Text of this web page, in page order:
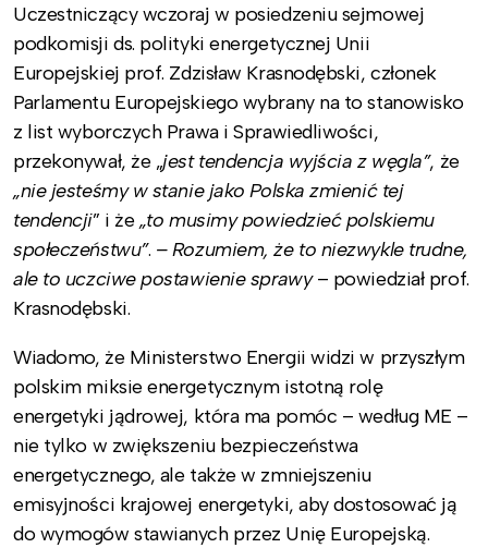
Uczestniczący wczoraj w posiedzeniu sejmowej
podkomisji ds. polityki energetycznej Unii
Europejskiej prof. Zdzisław Krasnodębski, członek
Parlamentu Europejskiego wybrany na to stanowisko
z list wyborczych Prawa i Sprawiedliwości,
przekonywał, że „jest tendencja wyjścia z węgla”, że
„nie jesteśmy w stanie jako Polska zmienić tej
tendencji” i że„to musimy powiedzieć polskiemu
społeczeństwu”. – Rozumiem, że to niezwykle trudne,
ale to uczciwe postawienie sprawy– powiedział prof.
Krasnodębski.
Wiadomo, że Ministerstwo Energii widzi w przyszłym
polskim miksie energetycznym istotną rolę
energetyki jądrowej, która ma pomóc – według ME –
nie tylko w zwiększeniu bezpieczeństwa
energetycznego, ale także w zmniejszeniu
emisyjności krajowej energetyki, aby dostosować ją
do wymogów stawianych przez Unię Europejską.